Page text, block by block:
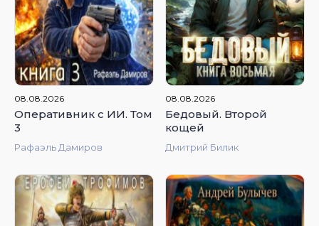
4.95
08.08.2026
Оперативник с ИИ. Том
3
Рафаэль Дамиров
4.85
08.08.2026
Бедовый. Второй
кощей
Дмитрий Билик